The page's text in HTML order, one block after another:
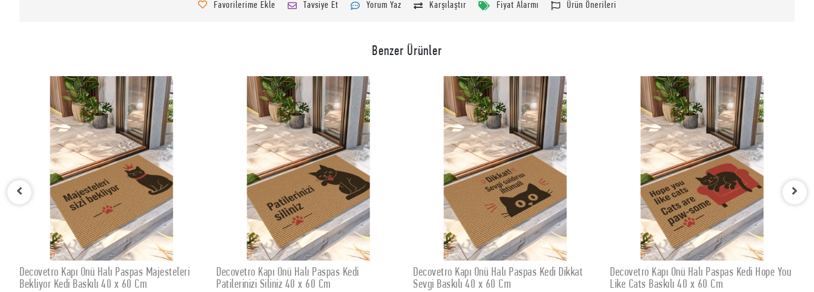
Favorilerime Ekle Tavsiye Et Yorum Yaz Karşılaştır Fiyat Alarmı Ürün Önerileri
Benzer Ürünler
SEPETE EKLE
Decovetro Kapı Önü Halı Paspas Majesteleri
Bekliyor Kedi Baskılı 40 x 60 Cm
SEPETE EKLE
Decovetro Kapı Önü Halı Paspas Kedi
Patilerinizi Siliniz 40 x 60 Cm
SEPETE EKLE
Decovetro Kapı Önü Halı Paspas Kedi Dikkat
Sevgi Baskılı 40 x 60 Cm
SEPETE EKLE
Decovetro Kapı Önü Halı Paspas Kedi Hope You
Like Cats Baskılı 40 x 60 Cm